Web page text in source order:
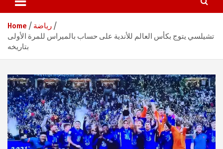
Home
رياضة
تشيلسي يتوج بكأس العالم للأندية على حساب بالميراس للمرة الأولى
بتاريخه